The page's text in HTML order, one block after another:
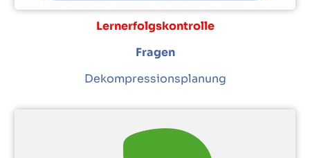
Lernerfolgskontrolle
Fragen
Dekompressionsplanung